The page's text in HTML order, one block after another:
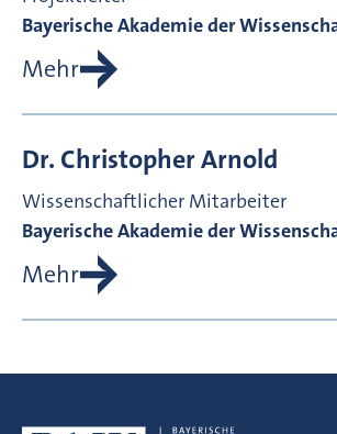
Bayerische Akademie der
Mehr
Dr. ChristopherArnold
Wissenschaftlicher Mitarbeiter
Bayerische Akademie der
Mehr